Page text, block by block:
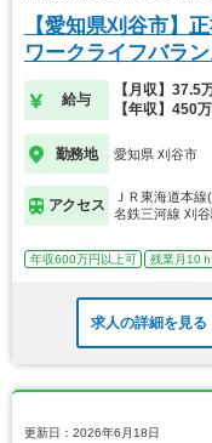
【愛知県刈谷市】
ワークライフバラ
給与
【月収】37.5
【年収】450
勤務地 愛知県 刈谷市
アクセス
ＪＲ東海道本
名鉄三河線 刈谷
年収600万円以上可 残業月10
求人の詳細を見る
更新日：2026年6月18日